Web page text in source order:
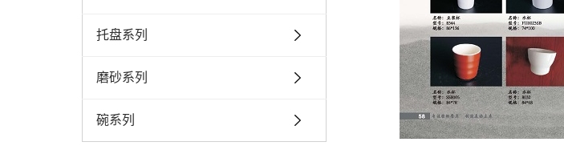
托盘系列
磨砂系列
碗系列